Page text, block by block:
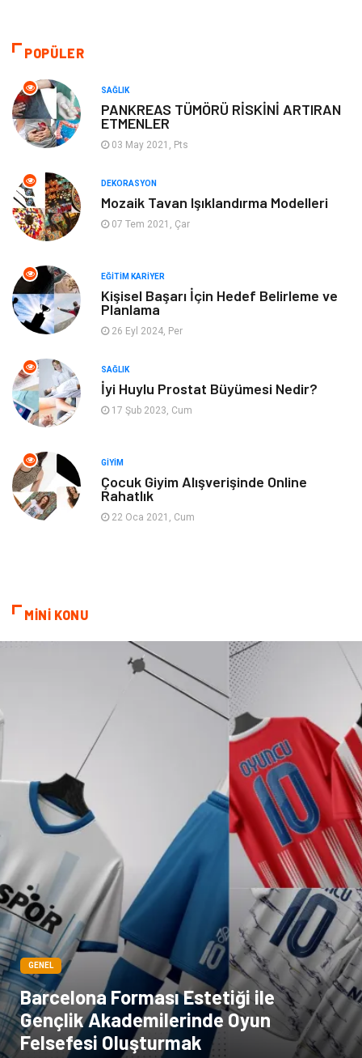
Otomotiv
Keyif ve Hobi
Moda
Anne Çocuk
Aksesuar Genel Kültür
Spor Müzik
Ev işleri
Cam
Sigorta Spor Malzemeleri
Bebek Giyim
Kına Gecesi
POPÜLER
SAĞLIK
PANKREAS TÜMÖRÜ RİSKİNİ ARTIRAN
ETMENLER
03 May 2021, Pts
DEKORASYON
Mozaik Tavan Işıklandırma Modelleri
07 Tem 2021, Çar
EĞITIM KARIYER
Kişisel Başarı İçin Hedef Belirleme ve
Planlama
26 Eyl 2024, Per
SAĞLIK
İyi Huylu Prostat Büyümesi Nedir?
17 Şub 2023, Cum
GIYIM
Çocuk Giyim Alışverişinde Online
Rahatlık
22 Oca 2021, Cum
MİNİ KONU
GENEL
Barcelona Forması Estetiği ile
Gençlik Akademilerinde Oyun
Felsefesi Oluşturmak